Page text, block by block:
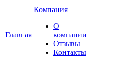
Главная
Компания
О
компании
Отзывы
Контакты